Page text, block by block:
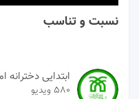
نسبت و تناسب
ابتدایی
580 ویدیو